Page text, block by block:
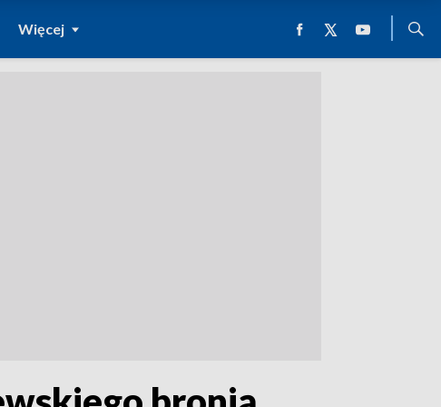
Więcej